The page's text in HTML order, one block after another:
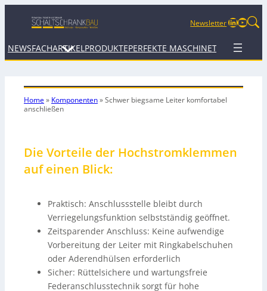
NewsletterLinkedIn
NEWSFACHARTIKEL PRODUKTEPERFEKTE MASCHINETERMINE
Home» Komponenten»Schwer biegsame Leiter komfortabel
anschließen
Die Vorteile der Hochstromklemmen
auf einen Blick:
Praktisch: Anschlussstelle bleibt durch
Verriegelungsfunktion selbstständig geöffnet.
Zeitsparender Anschluss: Keine aufwendige
Vorbereitung der Leiter mit Ringkabelschuhen
oder Aderendhülsen erforderlich
Sicher: Rüttelsichere und wartungsfreie
Federanschlusstechnik sorgt für hohe